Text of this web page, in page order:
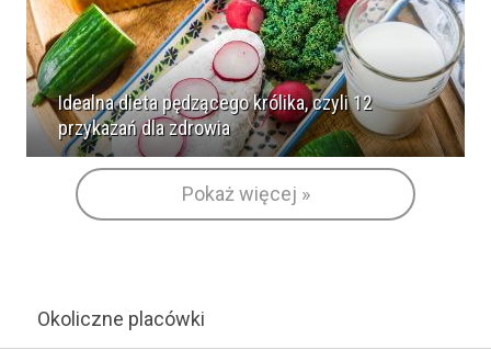
Idealna dieta pędzącego królika, czyli 12
przykazań dla zdrowia
Pokaż więcej »
Okoliczne placówki